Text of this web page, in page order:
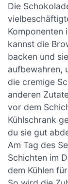
Die
Komponenten
kannst die
backen und
aufbewahren,
die cremige
anderen
vor dem
Kühlschrank
du sie gut
Am Tag des
Schichten im
dem Kühlen